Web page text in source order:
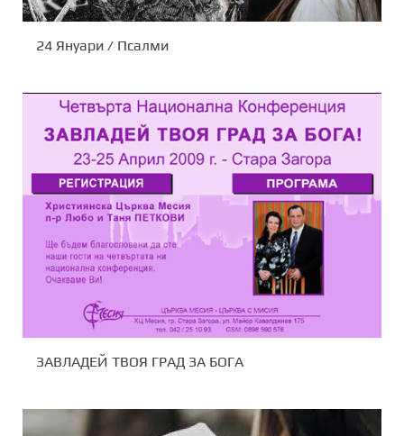
24 Януари / Псалми
ЗАВЛАДЕЙ ТВОЯ ГРАД ЗА БОГА